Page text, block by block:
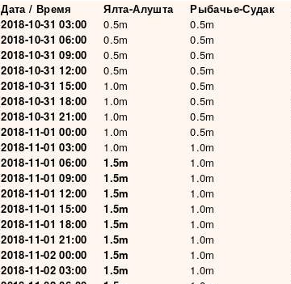
Дата / Время
2018-10-31 03:00
2018-10-31 06:00
2018-10-31 09:00
2018-10-31 12:00
2018-10-31 15:00
2018-10-31 18:00
2018-10-31 21:00
2018-11-01 00:00
2018-11-01 03:00
2018-11-01 06:00
2018-11-01 09:00
2018-11-01 12:00
2018-11-01 15:00
2018-11-01 18:00
2018-11-01 21:00
2018-11-02 00:00
2018-11-02 03:00
Ялта-Алушта
0.5m
0.5m
0.5m
0.5m
1.0m
1.0m
1.0m
1.0m
1.0m
1.5m
1.5m
1.5m
1.5m
1.5m
1.5m
1.5m
1.5m
Рыбачье-Судак
0.5m
0.5m
0.5m
0.5m
0.5m
0.5m
0.5m
0.5m
1.0m
1.0m
1.0m
1.0m
1.0m
1.0m
1.0m
1.0m
1.0m